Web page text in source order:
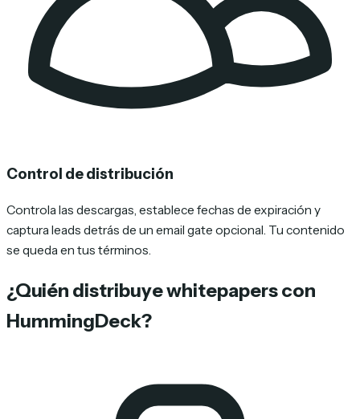
Control de distribución
Controla las descargas, establece fechas de expiración y
captura leads detrás de un email gate opcional. Tu contenido
se queda en tus términos.
¿Quién distribuye whitepapers con
HummingDeck?